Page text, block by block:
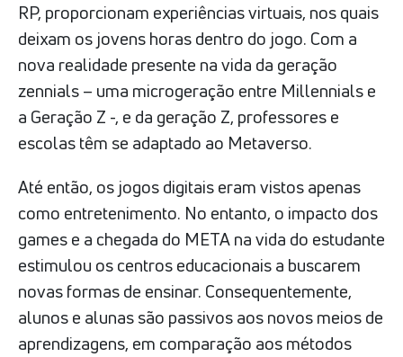
RP, proporcionam experiências virtuais, nos quais
deixam os jovens horas dentro do jogo. Com a
nova realidade presente na vida da geração
zennials – uma microgeração entre Millennials e
a Geração Z -, e da geração Z, professores e
escolas têm se adaptado ao Metaverso.
Até então, os jogos digitais eram vistos apenas
como entretenimento. No entanto, o impacto dos
games e a chegada do META na vida do estudante
estimulou os centros educacionais a buscarem
novas formas de ensinar. Consequentemente,
alunos e alunas são passivos aos novos meios de
aprendizagens, em comparação aos métodos